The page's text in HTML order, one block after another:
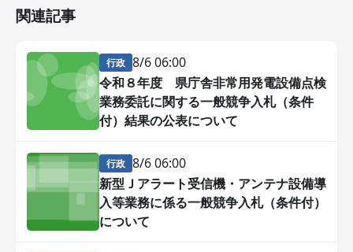
関連記事
行政
8/6 06:00
令和８年度 県庁舎非常用発電設備点検
業務委託に関する一般競争入札（条件
付）結果の公表について
行政
8/6 06:00
新型Ｊアラート受信機・アンテナ設備導
入等業務に係る一般競争入札（条件付）
について